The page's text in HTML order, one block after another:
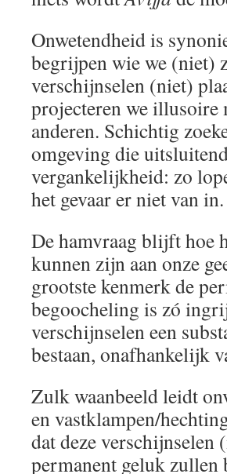
Onwetendheid is
begrijpen wie we (niet)
verschijnselen (niet)
projecteren we illusoire
anderen. Schichtig
omgeving die
vergankelijkheid: zo
het gevaar er niet van in.
De hamvraag blijft hoe
kunnen zijn aan onze
grootste kenmerk de
begoocheling is zó
verschijnselen een
bestaan, onafhankelijk
Zulk waanbeeld leidt
en vastklampen/
dat deze verschijnselen
permanent geluk zullen